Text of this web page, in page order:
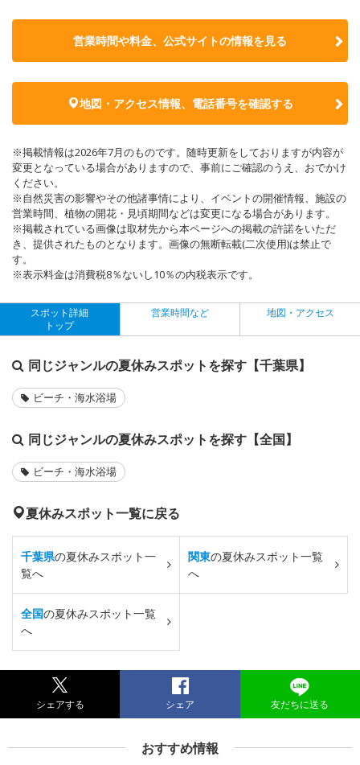
営業時間や料金、公式サイトの情報を見る
地図・アクセス情報、電話番号を確認する
※掲載情報は2026年7月のものです。随時更新をしておりますが内容が
変更となっている場合がありますので、事前にご確認のうえ、おでかけ
ください。
※自然災害の影響やその他諸事情により、イベントの開催情報、施設の
営業時間、植物の開花・見頃期間などは変更になる場合があります。
※掲載されている画像は取材先から本ページへの掲載の許諾をいただ
き、提供されたものとなります。画像の無断転載(二次使用)は禁止で
す。
※表示料金は消費税8％ないし10％の内税表示です。
スポット詳細
トップ
営業時間など 地図・アクセス
同じジャンルの夏休みスポットを探す【千葉県】
ビーチ・海水浴場
同じジャンルの夏休みスポットを探す【全国】
ビーチ・海水浴場
夏休みスポット一覧に戻る
千葉県の夏休みスポット一
覧へ
関東の夏休みスポット一覧
へ
全国の夏休みスポット一覧
へ
シェアする シェア 友だちに送る
おすすめ情報